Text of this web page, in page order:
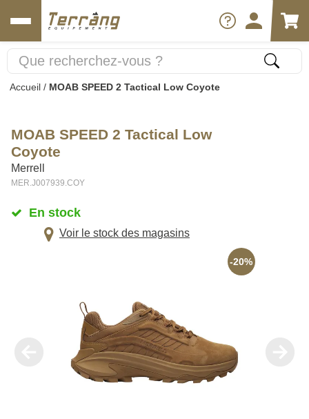
Accueil / MOAB SPEED 2 Tactical Low Coyote
MOAB SPEED 2 Tactical Low
Coyote
Merrell
MER.J007939.COY
En stock
Voir le stock des magasins
-20%